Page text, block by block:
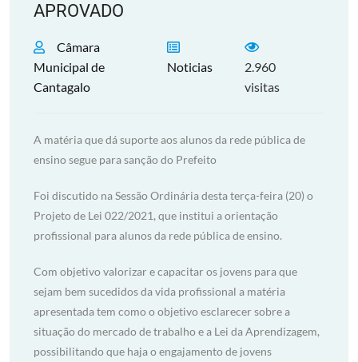
APROVADO
Câmara
Municipal de
Cantagalo
Noticias
2.960
visitas
A matéria que dá suporte aos alunos da rede pública de
ensino segue para sanção do Prefeito
Foi discutido na Sessão Ordinária desta terça-feira (20) o
Projeto de Lei 022/2021, que institui a orientação
profissional para alunos da rede pública de ensino.
Com objetivo valorizar e capacitar os jovens para que
sejam bem sucedidos da vida profissional a matéria
apresentada tem como o objetivo esclarecer sobre a
situação do mercado de trabalho e a Lei da Aprendizagem,
possibilitando que haja o engajamento de jovens